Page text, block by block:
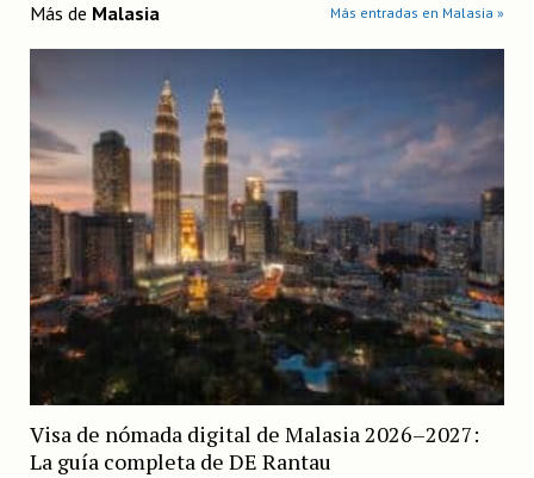
Más de Malasia Más entradas en Malasia »
Visa de nómada digital de Malasia 2026–2027:
La guía completa de DE Rantau